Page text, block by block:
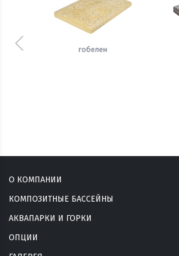
вуаль
Предыдущий
О КОМПАНИИ
КОМПОЗИТНЫЕ БАССЕЙНЫ
АКВАПАРКИ И ГОРКИ
ОПЦИИ